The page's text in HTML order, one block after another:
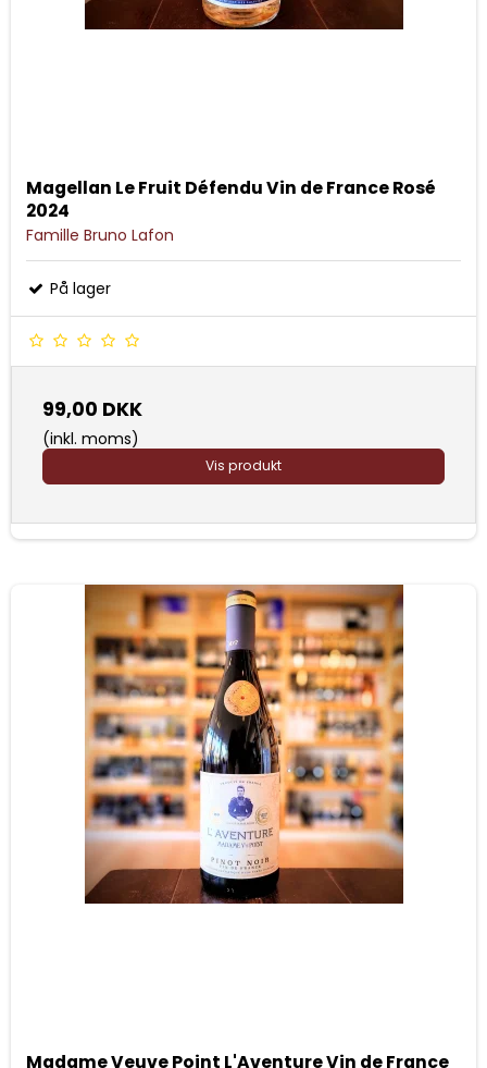
Magellan Le Fruit Défendu Vin de France Rosé
2024
Famille Bruno Lafon
På lager
99,00 DKK
(inkl. moms)
Vis produkt
Madame Veuve Point L'Aventure Vin de France